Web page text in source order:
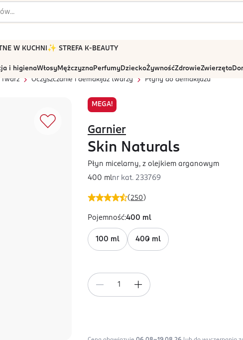
W KUCHNI ✨ STREFA K-BEAUTY
i higienaWłosyMężczyznaPerfumyDzieckoŻywnośćZdrowieZwierzęta
Twarz Oczyszczanie i demakijaż twarzy Płyny do demakijażu
MEGA!
(250 )
Garnier
Skin Naturals
Płyn micelarny, z olejkiem arganowym
400 mlnr kat. 233769
Pojemność:400 ml
100 ml 400 ml